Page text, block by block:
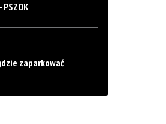
zaparkować